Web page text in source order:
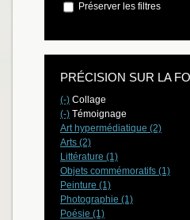
Préserver les filtres
PRÉCISION SUR LA
(-) Collage
(-) Témoignage
Art hypermédiatique (2)
Arts (2)
Littérature (1)
Objets commémoratifs (1)
Peinture (1)
Photographie (1)
Poésie (1)